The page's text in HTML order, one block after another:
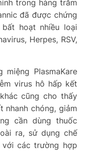
trong hàng trăm
đã được chứng
hoạt nhiều loại
Herpes, RSV,
PlasmaKare
virus hô hấp kết
cũng cho thấy
nhanh chóng, giảm
cần dùng thuốc
ra, sử dụng chế
với các trường hợp